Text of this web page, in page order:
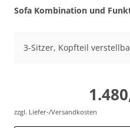
Sofa Kombination und
3-Sitzer, Kopfteil
zzgl. Liefer-/Versandkosten